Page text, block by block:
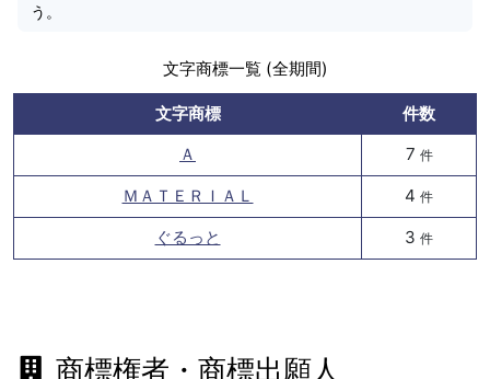
う。
文字商標一覧 (全期間)
文字商標
件数
Ａ
7 件
ＭＡＴＥＲＩＡＬ 4 件
ぐるっと 3 件
商標権者・商標出願人